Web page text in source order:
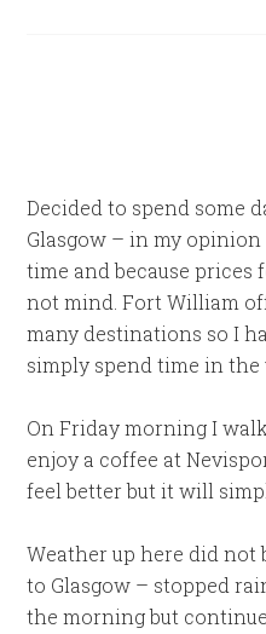
Decided to spend some
Glasgow – in my
time and because prices
not mind. Fort William
many destinations so I
simply spend time in the
On Friday morning I
enjoy a coffee at
feel better but it will
Weather up here did not
to Glasgow – stopped
the morning but